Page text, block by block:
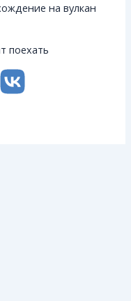
на вулкан
поехать